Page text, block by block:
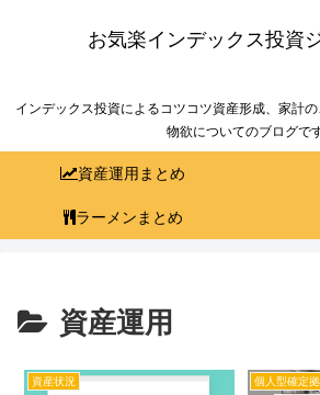
お気楽インデックス投資
インデックス投資によるコツコツ資産形成、家計
物欲についてのブログで
資産運用まとめ
ラーメンまとめ
資産運用
資産状況